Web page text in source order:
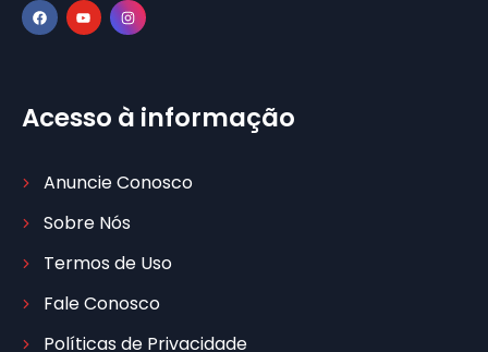
Acesso à informação
Anuncie Conosco
Sobre Nós
Termos de Uso
Fale Conosco
Políticas de Privacidade